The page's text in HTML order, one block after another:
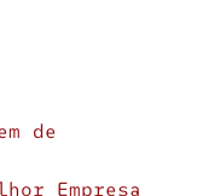
de
Empresa